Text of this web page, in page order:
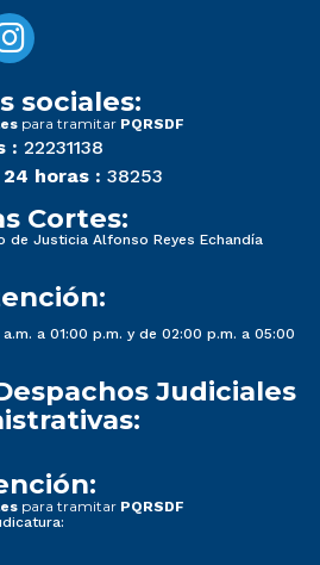
sociales:
para tramitar PQRSDF
: 22231138
horas : 38253
Cortes:
de Justicia Alfonso Reyes Echandía
a 01:00 p.m. y de 02:00 p.m. a 05:00
Judiciales
para tramitar PQRSDF